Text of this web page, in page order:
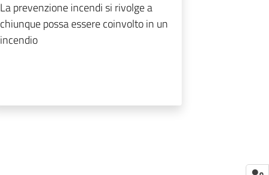
La prevenzione incendi si rivolge a
chiunque possa essere coinvolto in un
incendio